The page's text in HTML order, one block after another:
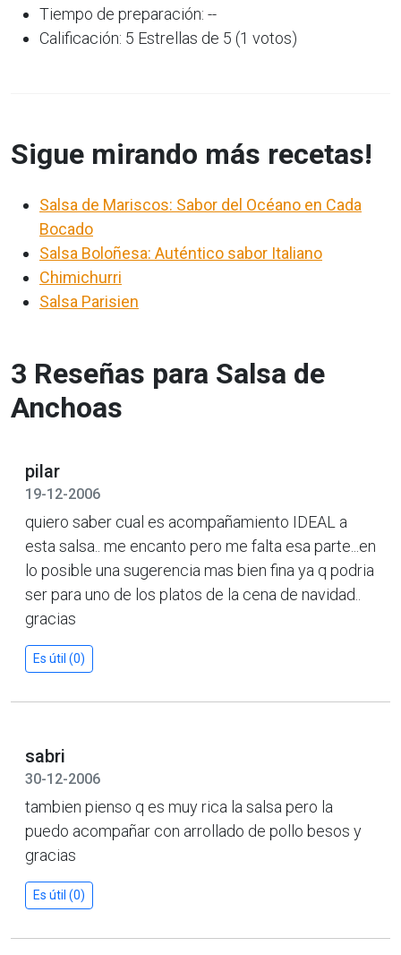
Tiempo de preparación: --
Calificación: 5 Estrellas de 5 (1 votos)
Sigue mirando más recetas!
Salsa de Mariscos: Sabor del Océano en Cada
Bocado
Salsa Boloñesa: Auténtico sabor Italiano
Chimichurri
Salsa Parisien
3 Reseñas para Salsa de
Anchoas
pilar
19-12-2006
quiero saber cual es acompañamiento IDEAL a
esta salsa.. me encanto pero me falta esa parte...en
lo posible una sugerencia mas bien fina ya q podria
ser para uno de los platos de la cena de navidad..
gracias
Es útil (0)
sabri
30-12-2006
tambien pienso q es muy rica la salsa pero la
puedo acompañar con arrollado de pollo besos y
gracias
Es útil (0)